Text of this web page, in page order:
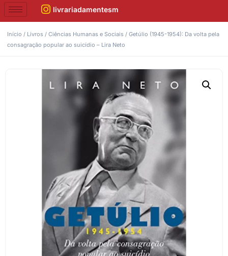
livrariadamentesm
Início / Livros / Ciências Humanas e Sociais / Getúlio (1945-1954): Da volta pela
consagração popular ao suicídio – Lira Neto